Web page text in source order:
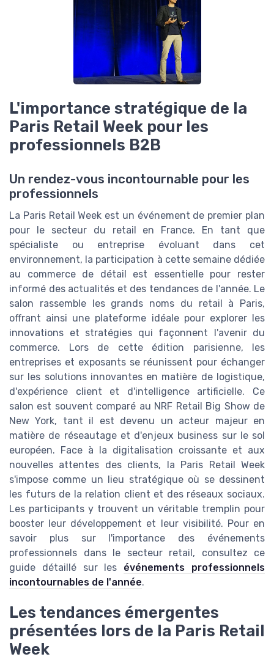
L'importance stratégique de la
Paris Retail Week pour les
professionnels B2B
Un rendez-vous incontournable pour les
professionnels
La Paris Retail Week est un événement de premier plan
pour le secteur du retail en France. En tant que
spécialiste ou entreprise évoluant dans cet
environnement, la participation à cette semaine dédiée
au commerce de détail est essentielle pour rester
informé des actualités et des tendances de l'année. Le
salon rassemble les grands noms du retail à Paris,
offrant ainsi une plateforme idéale pour explorer les
innovations et stratégies qui façonnent l'avenir du
commerce. Lors de cette édition parisienne, les
entreprises et exposants se réunissent pour échanger
sur les solutions innovantes en matière de logistique,
d'expérience client et d'intelligence artificielle. Ce
salon est souvent comparé au NRF Retail Big Show de
New York, tant il est devenu un acteur majeur en
matière de réseautage et d'enjeux business sur le sol
européen. Face à la digitalisation croissante et aux
nouvelles attentes des clients, la Paris Retail Week
s'impose comme un lieu stratégique où se dessinent
les futurs de la relation client et des réseaux sociaux.
Les participants y trouvent un véritable tremplin pour
booster leur développement et leur visibilité. Pour en
savoir plus sur l'importance des événements
professionnels dans le secteur retail, consultez ce
guide détaillé sur les événements professionnels
incontournables de l'année.
Les tendances émergentes
présentées lors de la Paris Retail
Week